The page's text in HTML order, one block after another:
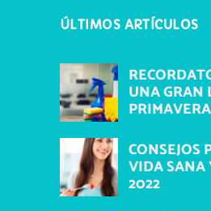
ÚLTIMOS ARTÍCULOS
UNA GRAN
PRIMAVERA
CONSEJOS
VIDA SANA
2022